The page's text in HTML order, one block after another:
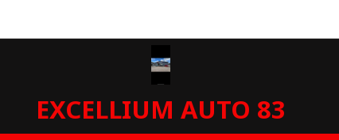
EXCELLIUM AUTO 83